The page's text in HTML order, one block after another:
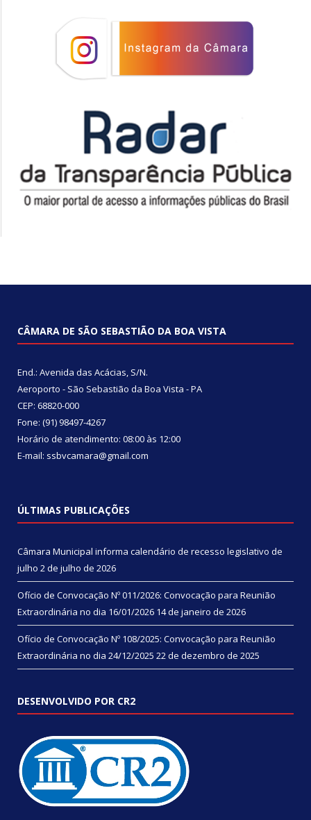
CÂMARA DE SÃO SEBASTIÃO DA BOA VISTA
End.: Avenida das Acácias, S/N.
Aeroporto - São Sebastião da Boa Vista - PA
CEP: 68820-000
Fone: (91) 98497-4267
Horário de atendimento: 08:00 às 12:00
E-mail: ssbvcamara@gmail.com
ÚLTIMAS PUBLICAÇÕES
Câmara Municipal informa calendário de recesso legislativo de
julho 2 de julho de 2026
Ofício de Convocação Nº 011/2026: Convocação para Reunião
Extraordinária no dia 16/01/2026 14 de janeiro de 2026
Ofício de Convocação Nº 108/2025: Convocação para Reunião
Extraordinária no dia 24/12/2025 22 de dezembro de 2025
DESENVOLVIDO POR CR2